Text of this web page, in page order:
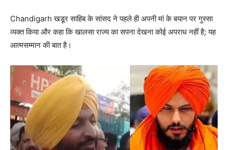
Chandigarh खडूर साहिब के सांसद ने पहले ही अपनी मां के बयान पर गुस्सा
व्यक्त किया और कहा कि खालसा राज्य का सपना देखना कोई अपराध नहीं है; यह
आत्मसम्मान की बात है।